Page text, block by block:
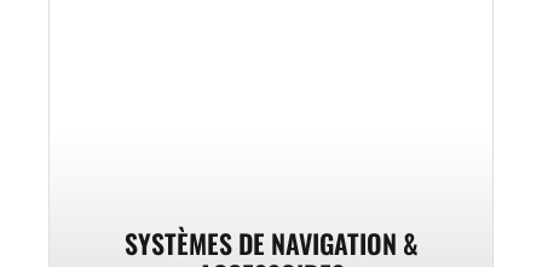
SYSTÈMES DE NAVIGATION &